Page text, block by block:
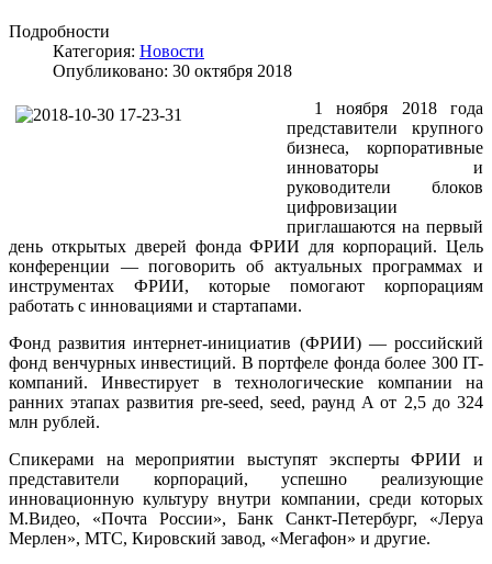
Подробности
Категория: Новости
Опубликовано: 30 октября 2018
1 ноября 2018 года
представители крупного
бизнеса, корпоративные
инноваторы и
руководители блоков
цифровизации
приглашаются на первый
день открытых дверей фонда ФРИИ для корпораций. Цель
конференции — поговорить об актуальных программах и
инструментах ФРИИ, которые помогают корпорациям
работать с инновациями и стартапами.
Фонд развития интернет-инициатив (ФРИИ) — российский
фонд венчурных инвестиций. В портфеле фонда более 300 IT-
компаний. Инвестирует в технологические компании на
ранних этапах развития pre-seed, seed, раунд A от 2,5 до 324
млн рублей.
Спикерами на мероприятии выступят эксперты ФРИИ и
представители корпораций, успешно реализующие
инновационную культуру внутри компании, среди которых
М.Видео, «Почта России», Банк Санкт-Петербург, «Леруа
Мерлен», МТС, Кировский завод, «Мегафон» и другие.